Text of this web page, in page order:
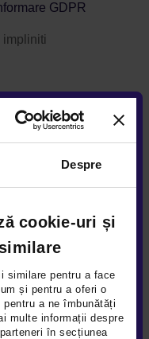
Despre
cookie-uri și
similare pentru a face
și pentru a oferi o
a ne îmbunătăți
multe informații despre
în secțiunea
GDPR
impliniti
oferta postata pe
datele
informațiile
pentru sondaje
în condițiile explicate